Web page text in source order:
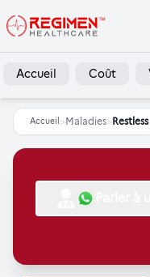
Accueil Coût
Accueil >Maladies>